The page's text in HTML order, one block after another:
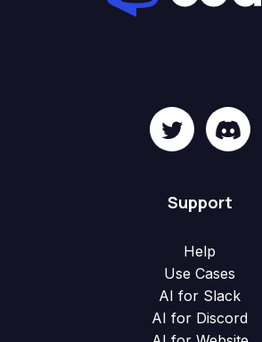
Support
Help
Use Cases
AI for Slack
AI for Discord